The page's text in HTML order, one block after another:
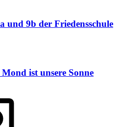
und 9b der Friedensschule
ist unsere Sonne